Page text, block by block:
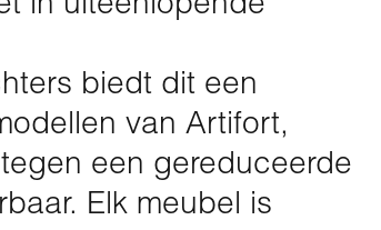
in uiteenlopende
biedt dit een
van Artifort,
een gereduceerde
Elk meubel is